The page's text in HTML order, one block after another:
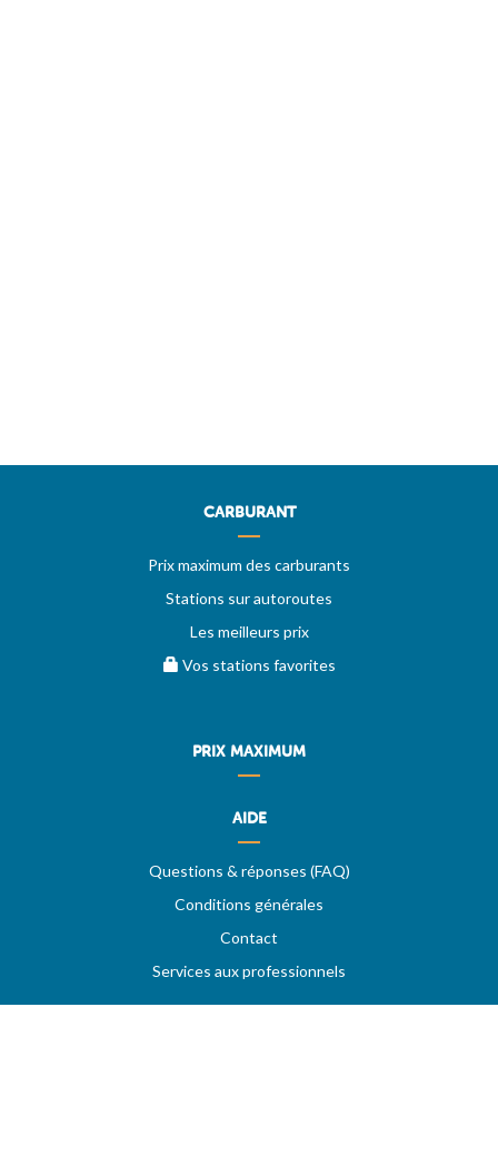
CARBURANT
Prix maximum des carburants
Stations sur autoroutes
Les meilleurs prix
Vos stations favorites
PRIX MAXIMUM
AIDE
Questions & réponses (FAQ)
Conditions générales
Contact
Services aux professionnels